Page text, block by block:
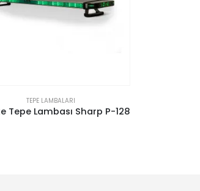
TEPE LAMBALARI
Silindirik İkaz Lambası Büyük Boy 12 Adet Power Ledli